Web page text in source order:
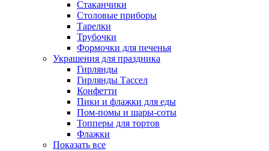
Стаканчики
Столовые приборы
Тарелки
Трубочки
Формочки для печенья
Украшения для праздника
Гирлянды
Гирлянды Тассел
Конфетти
Пики и флажки для еды
Пом-помы и шары-соты
Топперы для тортов
Флажки
Показать все